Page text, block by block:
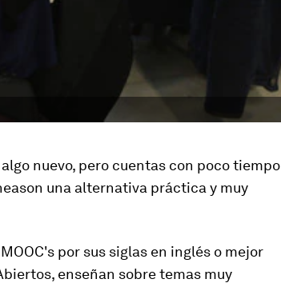
nuevo, pero cuentas con poco tiempo
son una alternativa práctica y muy
MOOC's por sus siglas en inglés o mejor
enseñan sobre temas muy